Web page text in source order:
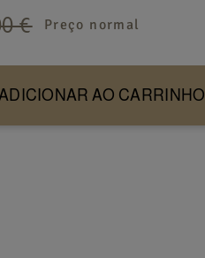
€ Preço normal
AO CARRINHO